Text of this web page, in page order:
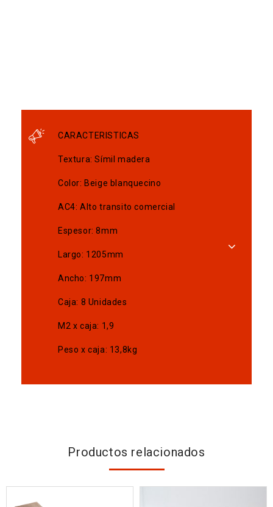
CARACTERISTICAS
Textura: Símil madera
Color: Beige blanquecino
AC4: Alto transito comercial
Espesor: 8mm
Largo: 1205mm
Ancho: 197mm
Caja: 8 Unidades
M2 x caja: 1,9
Peso x caja: 13,8kg
Productos relacionados